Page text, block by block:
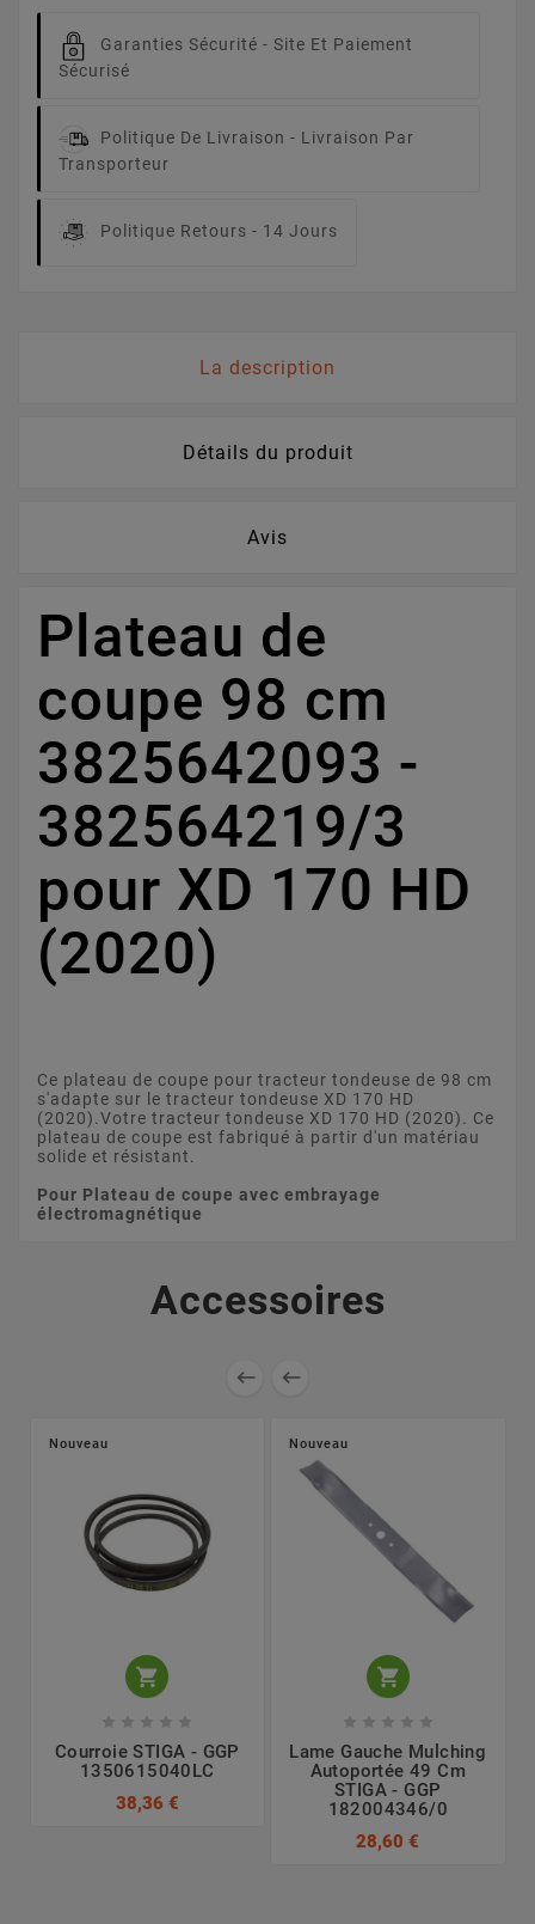
Garanties Sécurité - Site Et Paiement
Sécurisé
Politique De Livraison - Livraison Par
Transporteur
Politique Retours - 14 Jours
La description
Détails du produit
Avis
Plateau de
coupe 98 cm
3825642093 -
382564219/3
pour XD 170 HD
(2020)
Ce plateau de coupe pour tracteur tondeuse de 98 cm
s'adapte sur le tracteur tondeuse XD 170 HD
(2020).Votre tracteur tondeuse XD 170 HD (2020). Ce
plateau de coupe est fabriqué à partir d'un matériau
solide et résistant.
Pour Plateau de coupe avec embrayage
électromagnétique
Accessoires
 
Nouveau

    
Courroie STIGA - GGP
1350615040LC
38,36 €
Nouveau

    
Lame Gauche Mulching
Autoportée 49 Cm
STIGA - GGP
182004346/0
28,60 €